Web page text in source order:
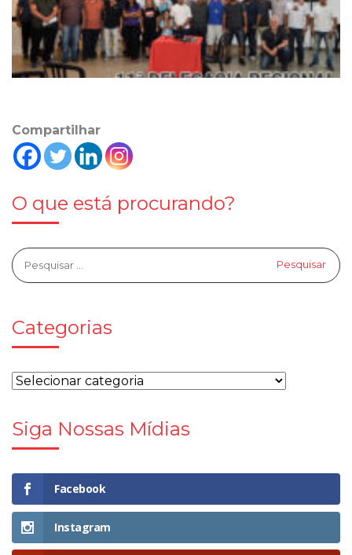
Compartilhar
O que está procurando?
Categorias
Siga Nossas Mídias
Facebook
Instagram